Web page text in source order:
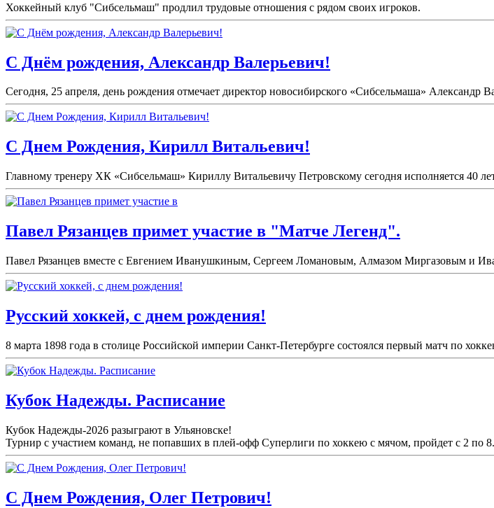
Хоккейный клуб "Сибсельмаш" продлил трудовые отношения с рядом своих игроков.
С Днём рождения, Александр Валерьевич!
Сегодня, 25 апреля, день рождения отмечает директор новосибирского «Сибсельмаша» Александр
С Днем Рождения, Кирилл Витальевич!
Главному тренеру ХК «Сибсельмаш» Кириллу Витальевичу Петровскому сегодня исполняется 40
Павел Рязанцев примет участие в "Матче Легенд".
Павел Рязанцев вместе с Евгением Иванушкиным, Сергеем Ломановым, Алмазом Миргазовым и
Русский хоккей, с днем рождения!
8 марта 1898 года в столице Российской империи Санкт-Петербурге состоялся первый матч по
Кубок Надежды. Расписание
Кубок Надежды-2026 разыграют в Ульяновске!
Турнир с участием команд, не попавших в плей-офф Суперлиги по хоккею с мячом, пройдет с 2 по
С Днем Рождения, Олег Петрович!